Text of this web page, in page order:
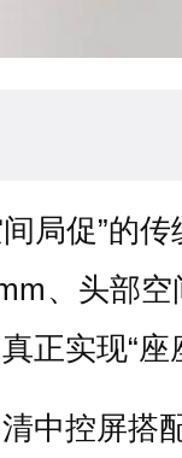
局促”的
、头部
正实现“座
中控屏搭